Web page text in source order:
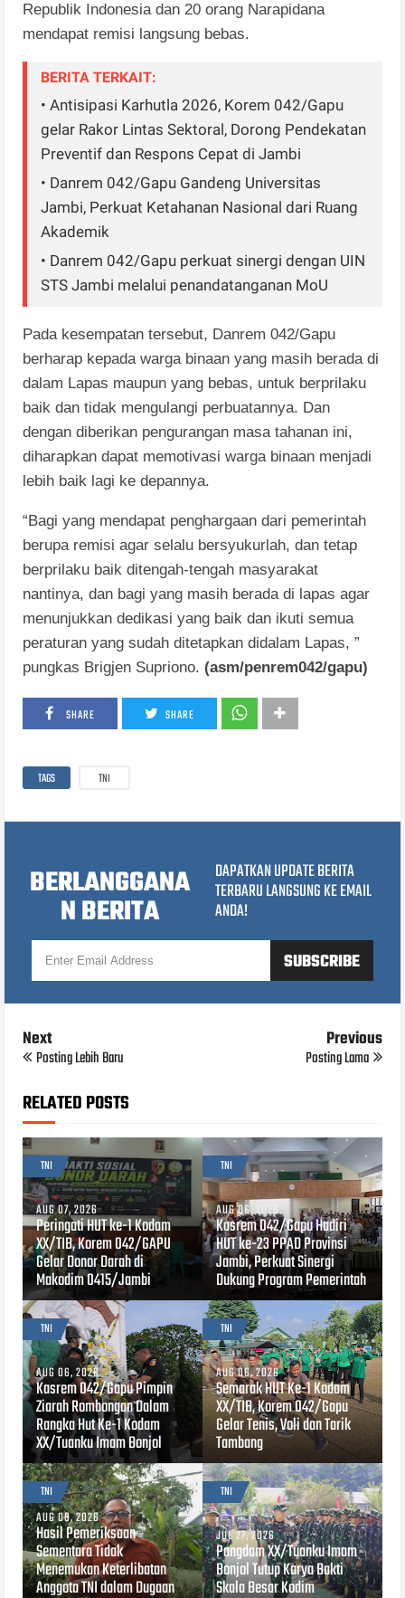
Republik Indonesia dan 20 orang Narapidana
mendapat remisi langsung bebas.
BERITA TERKAIT:
• Antisipasi Karhutla 2026, Korem 042/Gapu
gelar Rakor Lintas Sektoral, Dorong Pendekatan
Preventif dan Respons Cepat di Jambi
• Danrem 042/Gapu Gandeng Universitas
Jambi, Perkuat Ketahanan Nasional dari Ruang
Akademik
• Danrem 042/Gapu perkuat sinergi dengan UIN
STS Jambi melalui penandatanganan MoU
Pada kesempatan tersebut, Danrem 042/Gapu
berharap kepada warga binaan yang masih berada di
dalam Lapas maupun yang bebas, untuk berprilaku
baik dan tidak mengulangi perbuatannya. Dan
dengan diberikan pengurangan masa tahanan ini,
diharapkan dapat memotivasi warga binaan menjadi
lebih baik lagi ke depannya.
“Bagi yang mendapat penghargaan dari pemerintah
berupa remisi agar selalu bersyukurlah, dan tetap
berprilaku baik ditengah-tengah masyarakat
nantinya, dan bagi yang masih berada di lapas agar
menunjukkan dedikasi yang baik dan ikuti semua
peraturan yang sudah ditetapkan didalam Lapas, ”
pungkas Brigjen Supriono.(asm/penrem042/gapu)
SHARE SHARE
TAGS TNI
BERLANGGANA
N BERITA
DAPATKAN UPDATE BERITA
TERBARU LANGSUNG KE EMAIL
ANDA!
Next
Posting Lebih Baru
Previous
Posting Lama
RELATED POSTS
TNI
AUG 07, 2026
Peringati HUT ke-1 Kodam
XX/TIB, Korem 042/GAPU
Gelar Donor Darah di
Makodim 0415/Jambi
TNI
AUG 06, 2026
Kasrem 042/Gapu Hadiri
HUT ke-23 PPAD Provinsi
Jambi, Perkuat Sinergi
Dukung Program Pemerintah
TNI
AUG 06, 2026
Kasrem 042/Gapu Pimpin
Ziarah Rombongan Dalam
Rangka Hut Ke-1 Kodam
XX/Tuanku Imam Bonjol
TNI
AUG 06, 2026
Semarak HUT Ke-1 Kodam
XX/TIB, Korem 042/Gapu
Gelar Tenis, Voli dan Tarik
Tambang
TNI
AUG 06, 2026
Hasil Pemeriksaan
Sementara Tidak
Menemukan Keterlibatan
Anggota TNI dalam Dugaan
TNI
JUL 27, 2026
Pangdam XX/Tuanku Imam
Bonjol Tutup Karya Bakti
Skala Besar Kodim